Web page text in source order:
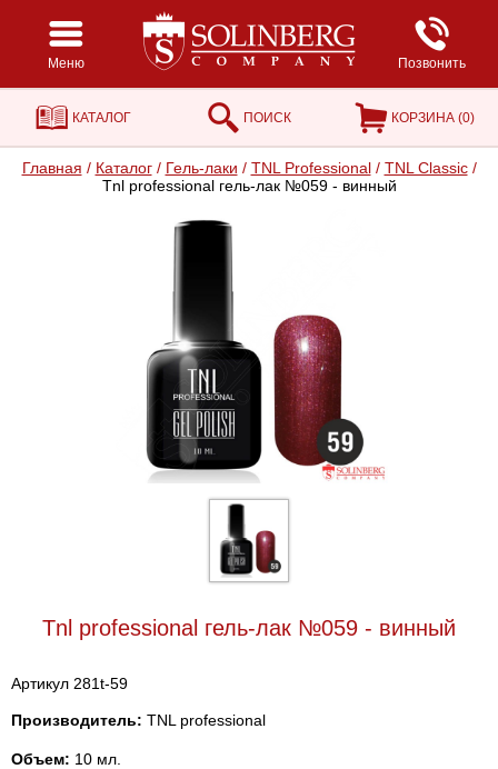
Меню Позвонить
КАТАЛОГ ПОИСК КОРЗИНА (0)
Главная / Каталог / Гель-лаки / TNL Professional / TNL Classic /
Tnl professional гель-лак №059 - винный
Tnl professional гель-лак №059 - винный
Артикул 281t-59
Производитель: TNL professional
Объем: 10 мл.